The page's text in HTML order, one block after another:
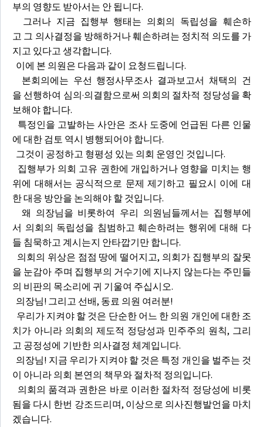
부의 영향도 받아서는 안 됩니다.
그러나 지금 집행부 행태는 의회의 독립성을 훼손하
고 그 의사결정을 방해하거나 훼손하려는 정치적 의도를 가
지고 있다고 생각합니다.
이에 본 의원은 다음과 같이 요청드립니다.
본회의에는 우선 행정사무조사 결과보고서 채택의 건
을 선행하여 심의·의결함으로써 의회의 절차적 정당성을 확
보해야 합니다.
특정인을 고발하는 사안은 조사 도중에 언급된 다른 인물
에 대한 검토 역시 병행되어야 합니다.
그것이 공정하고 형평성 있는 의회 운영인 것입니다.
집행부가 의회 고유 권한에 개입하거나 영향을 미치는 행
위에 대해서는 공식적으로 문제 제기하고 필요시 이에 대
한 대응 방안을 논의해야 할 것입니다.
왜 의장님을 비롯하여 우리 의원님들께서는 집행부에
서 의회의 독립성을 침범하고 훼손하려는 행위에 대해 다
들 침묵하고 계시는지 안타깝기만 합니다.
의회의 위상은 점점 땅에 떨어지고, 의회가 집행부의 잘못
을 눈감아 주며 집행부의 거수기에 지나지 않는다는 주민들
의 비판의 목소리에 귀 기울여 주십시오.
의장님! 그리고 선배, 동료 의원 여러분!
우리가 지켜야 할 것은 단순한 어느 한 의원 개인에 대한 조
치가 아니라 의회의 제도적 정당성과 민주주의 원칙, 그리
고 공정성에 기반한 의사결정 체계입니다.
의장님! 지금 우리가 지켜야 할 것은 특정 개인을 벌주는 것
이 아니라 의회 본연의 책무와 절차적 정의입니다.
의회의 품격과 권한은 바로 이러한 절차적 정당성에 비롯
됨을 다시 한번 강조드리며, 이상으로 의사진행발언을 마치
겠습니다.